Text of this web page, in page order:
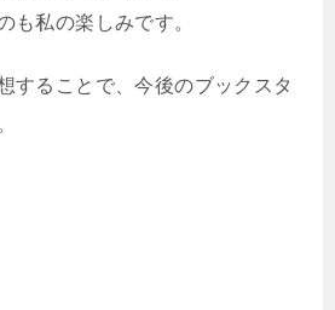
も私の楽しみです。
することで、今後のブックスタ